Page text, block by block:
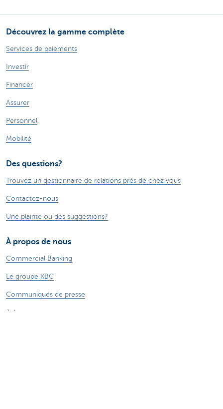
Découvrez la gamme complète
Services de paiements
Investir
Financer
Assurer
Personnel
Mobilité
Des questions?
Trouvez un gestionnaire de relations près de chez vous
Contactez-nous
Une plainte ou des suggestions?
À propos de nous
Commercial Banking
Le groupe KBC
Communiqués de presse
Jobs